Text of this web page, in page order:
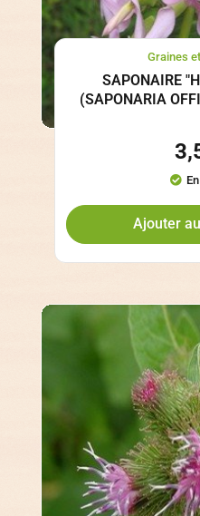
Graines
SAPONAIRE
(SAPONARIA
Ajouter